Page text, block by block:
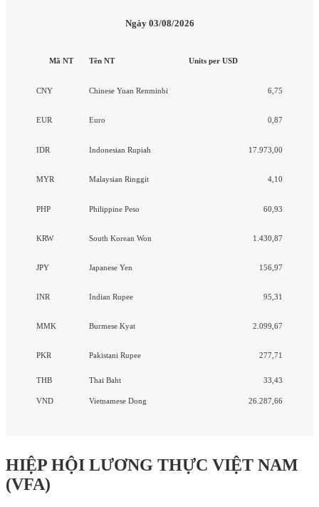
Ngày 03/08/2026
Mã NT Tên NT Units per USD
CNY Chinese Yuan Renminbi 6,75
EUR Euro 0,87
IDR Indonesian Rupiah 17.973,00
MYR Malaysian Ringgit 4,10
PHP Philippine Peso 60,93
KRW South Korean Won 1.430,87
JPY Japanese Yen 156,97
INR Indian Rupee 95,31
MMK Burmese Kyat 2.099,67
PKR Pakistani Rupee 277,71
THB Thai Baht 33,43
VND Vietnamese Dong 26.287,66
HIỆP HỘI LƯƠNG THỰC VIỆT NAM
(VFA)